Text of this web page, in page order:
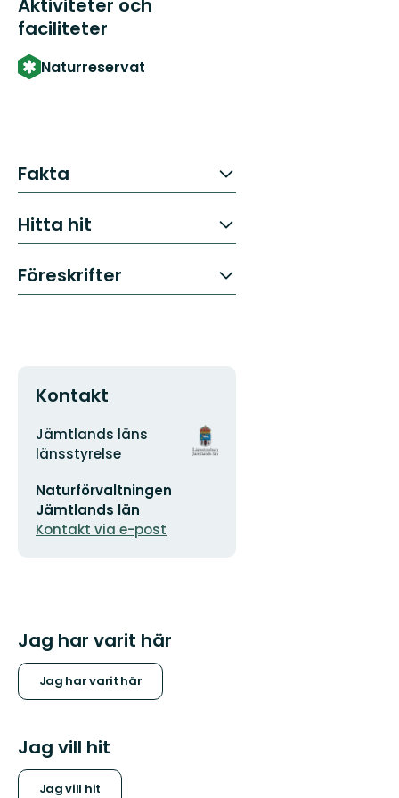
Aktiviteter och
faciliteter
Naturreservat
Fakta
Hitta hit
Föreskrifter
Kontakt
Adress
Jämtlands läns
länsstyrelse
postadress
Naturförvaltningen
Jämtlands län
Kontakt via e-post
Organisationens
logotyp
Jag har varit här
Jag har varit här
Jag vill hit
Jag vill hit